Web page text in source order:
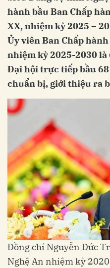
hành bầu Ban Chấp
XX, nhiệm kỳ 2025 –
Ủy viên Ban Chấp
nhiệm kỳ 2025-2030 là
Đại hội trực tiếp bầu
chuẩn bị, giới thiệu ra
Đồng chí Nguyễn Đức
Nghệ An nhiệm kỳ